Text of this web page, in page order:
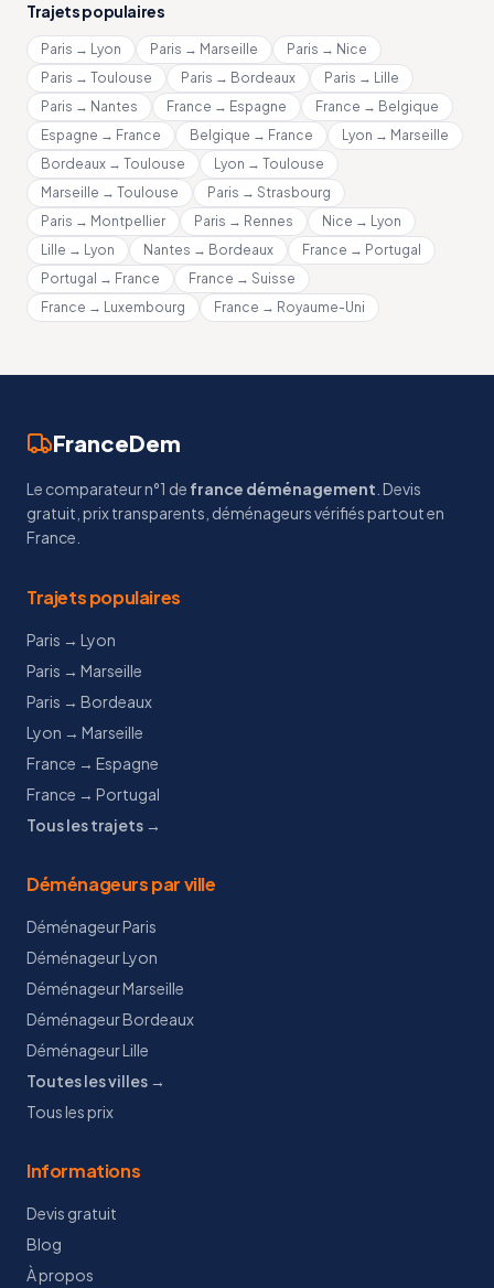
Trajets populaires
Paris → Lyon Paris → Marseille
Paris → Nice
Paris → Toulouse
Paris → Bordeaux
Paris → Lille
Paris → Nantes
France → Espagne
France → Belgique
Espagne → France
Belgique → France
Lyon → Marseille
Bordeaux → Toulouse
Lyon → Toulouse
Marseille → Toulouse
Paris → Strasbourg
Paris → Montpellier
Paris → Rennes
Nice → Lyon
Lille → Lyon
Nantes → Bordeaux
France → Portugal
Portugal → France
France → Suisse
France → Luxembourg
France → Royaume-Uni
FranceDem
Le comparateur n°1 de france déménagement . Devis
gratuit, prix transparents, déménageurs vérifiés partout en
France.
Trajets populaires
Paris → Lyon
Paris → Marseille
Paris → Bordeaux
Lyon → Marseille
France → Espagne
France → Portugal
Tous les trajets →
Déménageurs par ville
Déménageur Paris
Déménageur Lyon
Déménageur Marseille
Déménageur Bordeaux
Déménageur Lille
Toutes les villes →
Tous les prix
Informations
Devis gratuit
Blog
À propos